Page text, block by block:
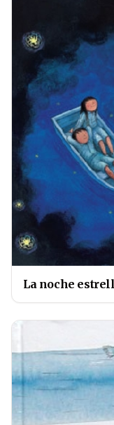
La noche